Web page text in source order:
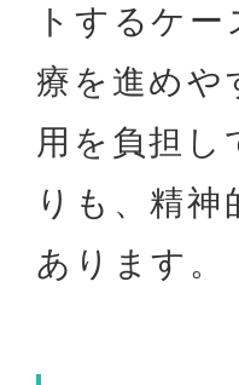
トするケ
療を進めや
用を負担
りも、精
あります。